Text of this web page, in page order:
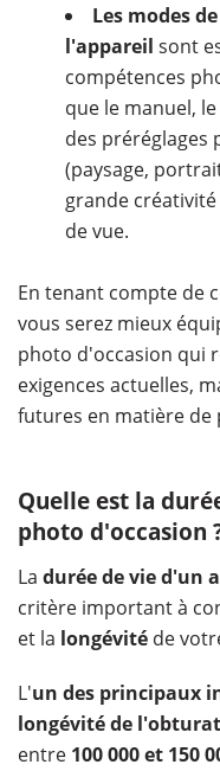
Les modes
l'appareil sont
compétences
que le manuel,
des préréglages
(paysage,
grande
de vue.
En tenant compte de
vous serez mieux
photo d'occasion qui
exigences actuelles,
futures en matière de
Quelle est la
photo d'occasion
La durée de vie d'un
critère important à
et la longévité de
L'un des principaux
longévité de
entre 100 000 et 150